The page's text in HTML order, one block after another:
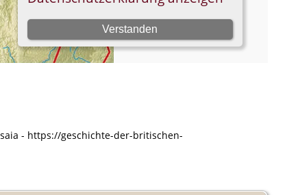
- https://geschichte-der-britischen-